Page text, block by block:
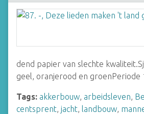
dend papier van slechte
geel, oranjerood en groenPeriode
Tags: akkerbouw, arbeidsleven,
centsprent, jacht, landbouw,